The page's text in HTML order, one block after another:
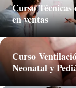
Curso
en ventas
Curso
Neonatal y